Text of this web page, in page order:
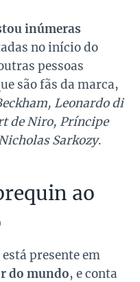
inúmeras
no início do
pessoas
são fãs da marca,
Leonardo di
de Niro, Príncipe
Sarkozy.
ao
presente em
do mundo, e conta